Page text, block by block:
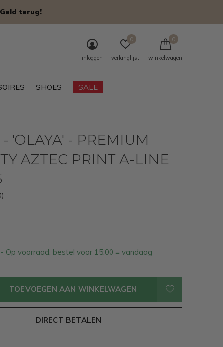
SHOES SALE
inloggen verlanglijst
0
winkelwagen
0
terug!
'OLAYA' - PREMIUM
AZTEC PRINT A-LINE
- Op voorraad, bestel voor 15:00 = vandaag
TOEVOEGEN AAN WINKELWAGEN
DIRECT BETALEN